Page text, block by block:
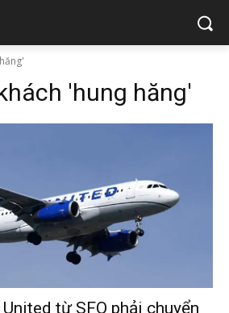
'hung hăng'
từ SFO phải chuyển